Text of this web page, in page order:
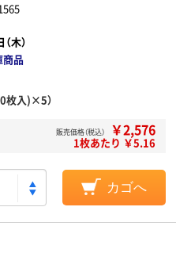
木）
商品
枚入)×5）
販売価格（税込） ￥2,576
1枚あたり ￥5.16
カゴへ